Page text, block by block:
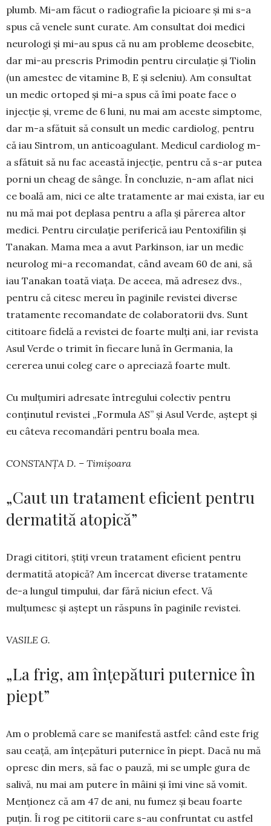
plumb. Mi-am făcut o radio­grafie la picioare și mi s-a
spus că venele sunt curate. Am con­sultat doi medici
neurologi și mi-au spus că nu am pro­bleme deosebite,
dar mi-au prescris Primodin pen­tru circulație și Tiolin
(un a­mes­tec de vita­mine B, E și se­leniu). Am consultat
un medic ortoped și mi-a spus că îmi poate face o
injecție și, vreme de 6 luni, nu mai am aceste simp­tome,
dar m-a sfă­tuit să consult un medic car­diolog, pentru
că iau Sintrom, un anticoa­gu­lant. Me­dicul cardio­log m-
a sfătuit să nu fac aceas­tă injecție, pen­tru că s-ar putea
porni un cheag de sân­ge. În con­­clu­zie, n-am aflat nici
ce boală am, nici ce alte tra­ta­mente ar mai exista, iar eu
nu mă mai pot deplasa pen­tru a afla și părerea altor
medici. Pentru cir­culație periferică iau Pen­toxifilin și
Tanakan. Ma­ma mea a avut Par­kin­son, iar un medic
neu­rolog mi-a recoman­dat, când aveam 60 de ani, să
iau Tanakan toată viața. De aceea, mă adresez dvs.,
pentru că citesc mereu în paginile revistei diverse
tratamente recoman­date de co­laboratorii dvs. Sunt
cititoare fidelă a revistei de foarte mulți ani, iar revista
Asul Verde o trimit în fie­care lună în Germania, la
cererea unui coleg care o apre­ciază foarte mult.
Cu mulțumiri adresate întregu­lui colectiv pentru
conținutul re­vistei „Formula AS” și Asul Ver­de, aștept și
eu câteva reco­man­­dări pentru boala mea.
CONSTANȚA D. – Timișoara
„Caut un tratament eficient pentru
dermatită atopică”
Dragi cititori, știți vreun trata­ment eficient pentru
dermatită ato­pică? Am încercat diverse tra­ta­mente
de-a lungul timpului, dar fără niciun efect. Vă
mulțumesc și aștept un răspuns în paginile re­vistei.
VASILE G.
„La frig, am înțepături puternice în
piept”
Am o problemă care se manifestă astfel: când este frig
sau ceață, am înțepături puternice în piept. Dacă nu mă
opresc din mers, să fac o pauză, mi se umple gura de
salivă, nu mai am pu­tere în mâini și îmi vine să vomit.
Menționez că am 47 de ani, nu fumez și beau foarte
puțin. Îi rog pe cititorii care s-au con­fruntat cu astfel